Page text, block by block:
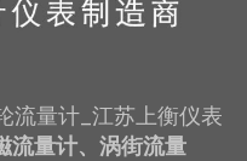
流量计_江苏上衡仪表
流量计、涡街流量